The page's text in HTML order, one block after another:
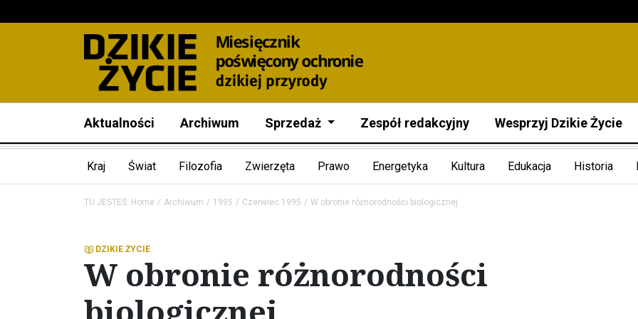
Aktualności Archiwum Sprzedaż Zespół redakcyjny Wesprzyj Dzikie Życie
Kraj Świat Filozofia Zwierzęta Prawo Energetyka Kultura Edukacja Historia
TU JESTEŚ: Home Archiwum 1995 Czerwiec 1995 W obronie różnorodności biologicznej
DZIKIE ŻYCIE
W obronie różnorodności